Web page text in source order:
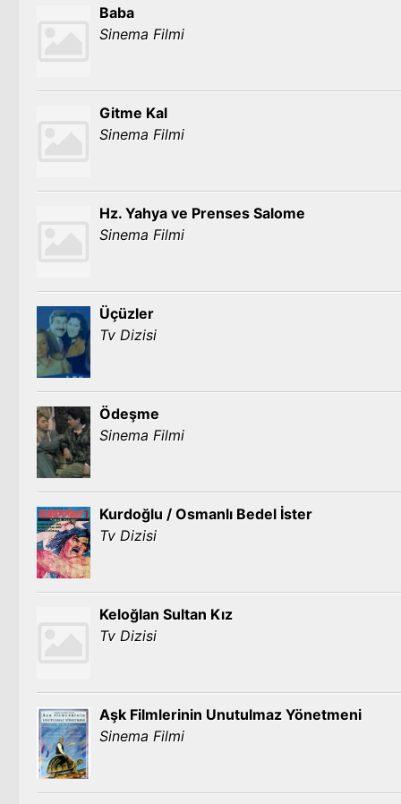
Baba
Sinema Filmi
Gitme Kal
Sinema Filmi
Hz. Yahya ve Prenses Salome
Sinema Filmi
Üçüzler
Tv Dizisi
Ödeşme
Sinema Filmi
Kurdoğlu / Osmanlı Bedel İster
Tv Dizisi
Keloğlan Sultan Kız
Tv Dizisi
Aşk Filmlerinin Unutulmaz Yönetmeni
Sinema Filmi